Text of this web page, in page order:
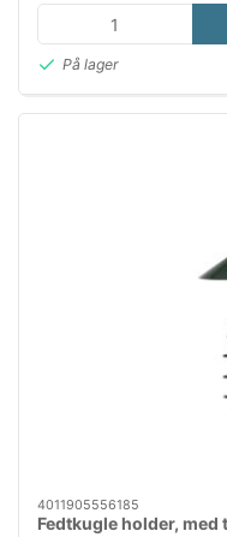
På lager
4011905556185
Fedtkugle holder, med